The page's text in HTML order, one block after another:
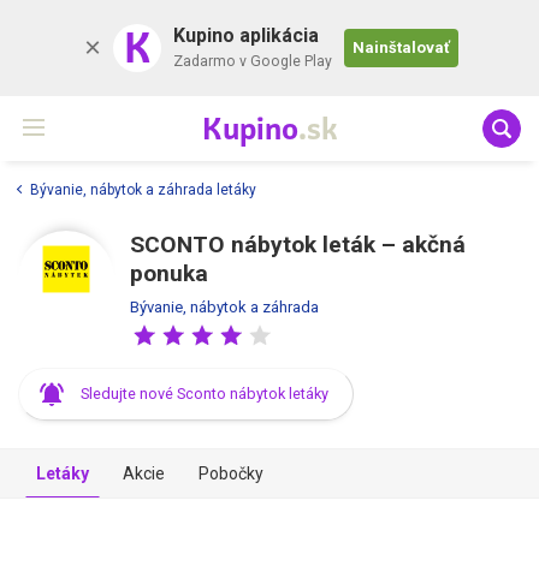
K Kupino aplikácia
Zadarmo v Google Play
Nainštalovať
Kupino.sk
Bývanie, nábytok a záhrada letáky
SCONTO nábytok leták – akčná
ponuka
Bývanie, nábytok a záhrada
Sledujte nové Sconto nábytok letáky
Letáky Akcie Pobočky